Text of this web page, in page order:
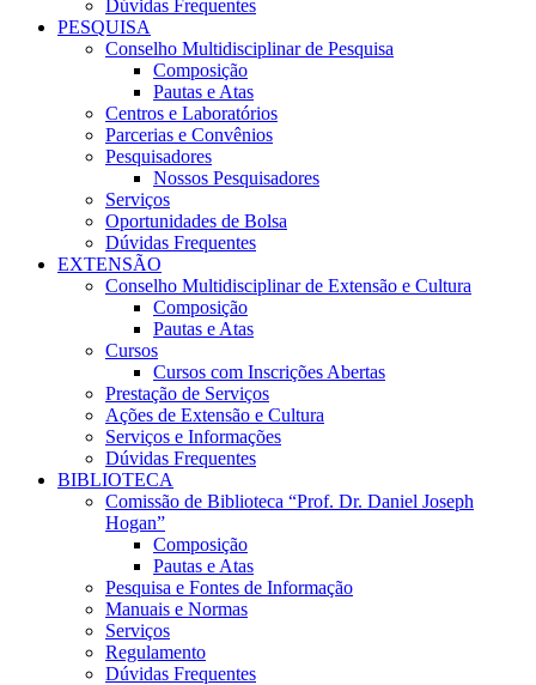
Dúvidas Frequentes
PESQUISA
Conselho Multidisciplinar de Pesquisa
Composição
Pautas e Atas
Centros e Laboratórios
Parcerias e Convênios
Pesquisadores
Nossos Pesquisadores
Serviços
Oportunidades de Bolsa
Dúvidas Frequentes
EXTENSÃO
Conselho Multidisciplinar de Extensão e Cultura
Composição
Pautas e Atas
Cursos
Cursos com Inscrições Abertas
Prestação de Serviços
Ações de Extensão e Cultura
Serviços e Informações
Dúvidas Frequentes
BIBLIOTECA
Comissão de Biblioteca “Prof. Dr. Daniel Joseph
Hogan”
Composição
Pautas e Atas
Pesquisa e Fontes de Informação
Manuais e Normas
Serviços
Regulamento
Dúvidas Frequentes